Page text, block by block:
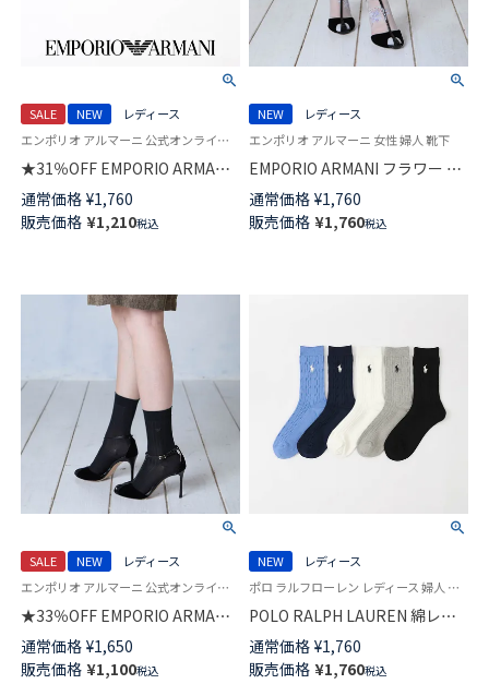
SALE NEW
レディース
エンポリオ アルマーニ 公式オンラインショップ 婦人 靴下
★31％OFF EMPORIO ARMANI
アイレット ストライプ クルー
丈 ソックス レディース 日本製
03447102
通常価格 ¥1,760
販売価格 ¥1,210税込
NEW
レディース
エンポリオ アルマーニ 女性 婦人 靴下
EMPORIO ARMANI フラワー シ
アー クルー丈 ソックス レディ
ース 日本製 03447101
通常価格 ¥1,760
販売価格 ¥1,760税込
SALE NEW
レディース
エンポリオ アルマーニ 公式オンラインショップ 婦人 靴下
★33％OFF EMPORIO ARMANI
ラメ リブ クルー丈 ソックス レ
ディース 日本製 03447100
通常価格 ¥1,650
販売価格 ¥1,100税込
NEW
レディース
ポロ ラルフローレン レディース 婦人 女性 靴下 カジュアル 2026SS
POLO RALPH LAUREN 綿レー
ヨンシルク混 ケーブル エレベ
イテッド クルー丈 ソックス
03207265
通常価格 ¥1,760
販売価格 ¥1,760税込